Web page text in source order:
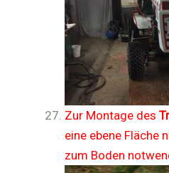
Zur Montage des
eine ebene Fläche
zum Boden